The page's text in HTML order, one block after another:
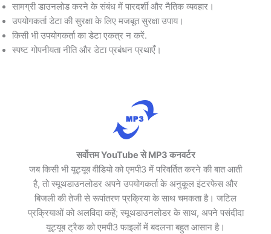
सामग्री डाउनलोड करने के संबंध में पारदर्शी और नैतिक व्यवहार।
उपयोगकर्ता डेटा की सुरक्षा के लिए मजबूत सुरक्षा उपाय।
किसी भी उपयोगकर्ता का डेटा एकत्र न करें.
स्पष्ट गोपनीयता नीति और डेटा प्रबंधन प्रथाएँ।
सर्वोत्तम YouTube से MP3 कनवर्टर
जब किसी भी यूट्यूब वीडियो को एमपी3 में परिवर्तित करने की बात आती
है, तो स्मूथडाउनलोडर अपने उपयोगकर्ता के अनुकूल इंटरफेस और
बिजली की तेजी से रूपांतरण प्रक्रिया के साथ चमकता है। जटिल
प्रक्रियाओं को अलविदा कहें; स्मूथडाउनलोडर के साथ, अपने पसंदीदा
यूट्यूब ट्रैक को एमपी3 फाइलों में बदलना बहुत आसान है।